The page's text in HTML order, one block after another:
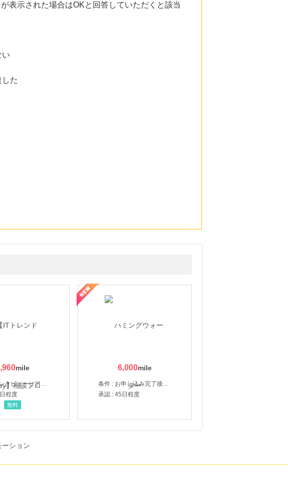
表示された場合はOKと回答していただくと該当
い
た
条件 : インタビューヒアリング完了
程度
無料
6,000
条件 : お申し込み完了後、決済登録完了と1ヶ月以内のサーバー初回設置。
承認 : 45日程度